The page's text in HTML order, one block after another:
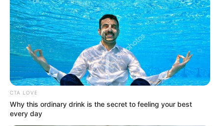
CTA LOVE
Why this ordinary drink is the secret to feeling your best
every day